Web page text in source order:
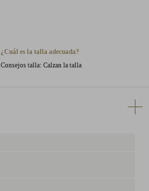
¿Cuál es la talla adecuada?
Consejos talla: Calzan la talla